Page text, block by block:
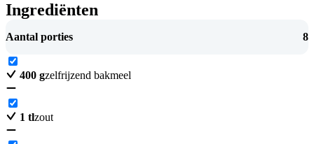
Ingrediënten
Aantal porties 8
400 gzelfrijzend bakmeel
1 tlzout